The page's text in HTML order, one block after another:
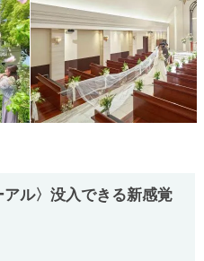
アル〉没入できる新感覚
評価